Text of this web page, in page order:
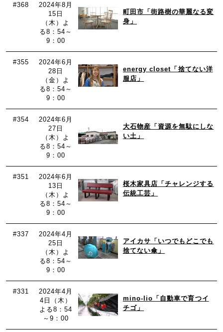
#368
2024年8月
15日
（木）よ
る8：54～
9：00
町田市「街路樹の華麗なる変
身」
#355
2024年6月
28日
（金）よ
る8：54～
9：00
energy closet「捨てない洋
服店」
#354
2024年6月
27日
（木）よ
る8：54～
9：00
大石物産「資源を無駄にしな
い土」
#351
2024年6月
13日
（木）よ
る8：54～
9：00
桜木家具店「チャレンジする
伝統工芸」
#337
2024年4月
25日
（木）よ
る8：54～
9：00
アイカサ「いつでもどこでも
捨てない傘」
#331
2024年4月
4日（木）
よる8：54
～9：00
mino-lio「自動車で育つイ
チゴ」